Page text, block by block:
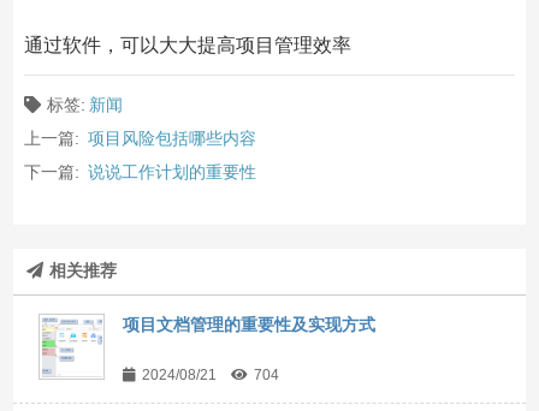
通过软件，可以大大提高项目管理效率
标签: 新闻
上一篇: 项目风险包括哪些内容
下一篇: 说说工作计划的重要性
相关推荐
项目文档管理的重要性及实现方式
2024/08/21 704